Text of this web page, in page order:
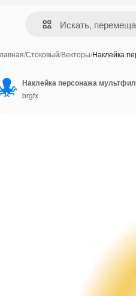
/Стоковый/Векторы/Наклейка
Наклейка персонажа
brgfx